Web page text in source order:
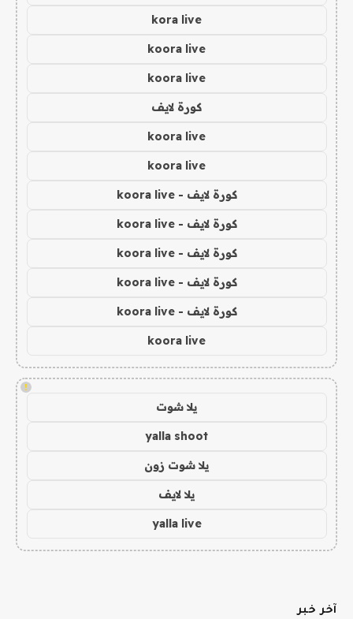
kora live
koora live
koora live
كورة لايف
koora live
koora live
كورة لايف - koora live
كورة لايف - koora live
كورة لايف - koora live
كورة لايف - koora live
كورة لايف - koora live
koora live
!
يلا شوت
yalla shoot
يلا شوت زون
يلا لايف
yalla live
آخر خبر